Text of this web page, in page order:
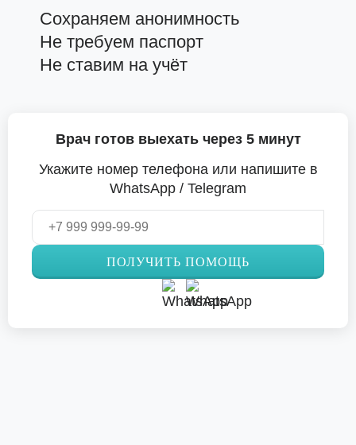
Сохраняем анонимность
Не требуем паспорт
Не ставим на учёт
Врач готов выехать через 5 минут
Укажите номер телефона или напишите в
WhatsApp / Telegram
ПОЛУЧИТЬ ПОМОЩЬ